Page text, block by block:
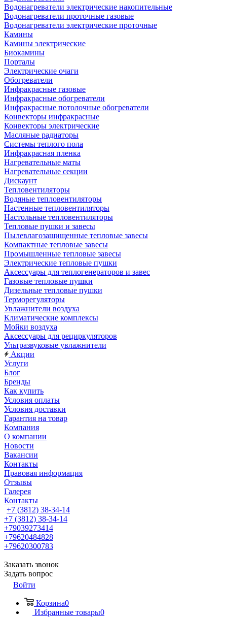
Водонагреватели электрические накопительные
Водонагреватели проточные газовые
Водонагреватели электрические проточные
Камины
Камины электрические
Биокамины
Порталы
Электрические очаги
Обогреватели
Инфракрасные газовые
Инфракрасные обогреватели
Инфракрасные потолочные обогреватели
Конвекторы инфракрасные
Конвекторы электрические
Масляные радиаторы
Системы теплого пола
Инфракрасная пленка
Нагревательные маты
Нагревательные секции
Дискаунт
Тепловентиляторы
Водяные тепловентиляторы
Настенные тепловентиляторы
Настольные тепловентиляторы
Тепловые пушки и завесы
Пылевлагозащищенные тепловые завесы
Компактные тепловые завесы
Промышленные тепловые завесы
Электрические тепловые пушки
Аксессуары для теплогенераторов и завес
Газовые тепловые пушки
Дизельные тепловые пушки
Терморегуляторы
Увлажнители воздуха
Климатические комплексы
Мойки воздуха
Аксессуары для рециркуляторов
Ультразвуковые увлажнители
Акции
Услуги
Блог
Бренды
Как купить
Условия оплаты
Условия доставки
Гарантия на товар
Компания
О компании
Новости
Вакансии
Контакты
Правовая информация
Отзывы
Галерея
Контакты
+7 (3812) 38-34-14
+7 (3812) 38-34-14
+79039273414
+79620484828
+79620300783
Заказать звонок
Задать вопрос
Войти
Корзина0
Избранные товары0